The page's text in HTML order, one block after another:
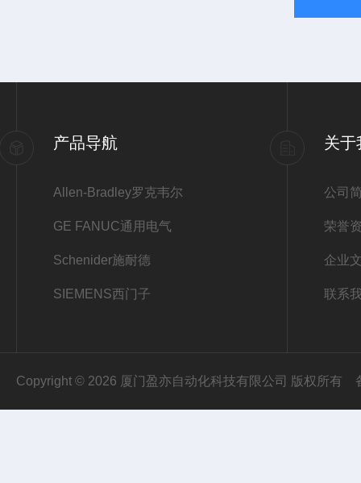
产品导航
Allen-Bradley罗克韦尔
GE FANUC通用电气
Schenider施耐德
SIEMENS西门子
关于
公司
荣誉
企业
联系
Copyright © 2026 厦门盈亦自动化科技有限公司 版权所有